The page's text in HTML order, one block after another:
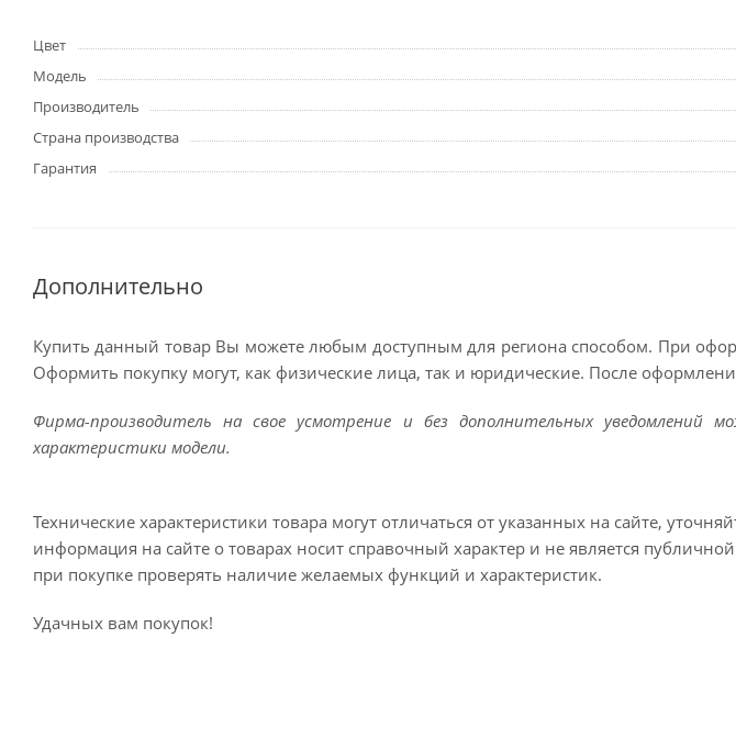
Цвет
Модель
Производитель
Страна производства
Гарантия
Дополнительно
Купить данный товар Вы можете любым доступным для региона способом. При
Оформить покупку могут, как физические лица, так и юридические. После
Фирма-производитель на свое усмотрение и без дополнительных
характеристики модели.
Технические характеристики товара могут отличаться от указанных на сайте,
информация на сайте о товарах носит справочный характер и не является
при покупке проверять наличие желаемых функций и характеристик.
Удачных вам покупок!